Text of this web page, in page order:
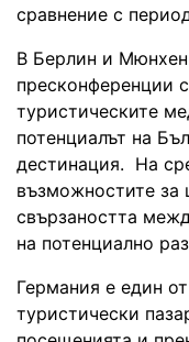
сравнение с
В Берлин и
пресконференции
туристическите
потенциалът на
дестинация. На
възможностите за
свързаността
на потенциално
Германия е един
туристически